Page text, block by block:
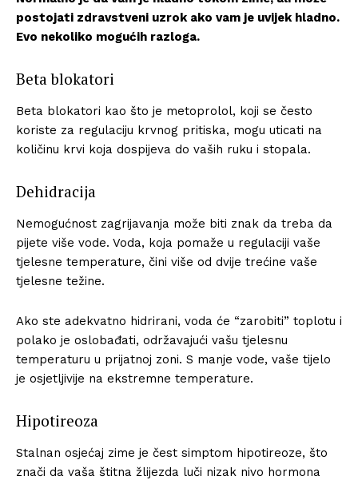
postojati zdravstveni uzrok ako vam je uvijek hladno.
Evo nekoliko mogućih razloga.
Beta blokatori
Beta blokatori kao što je metoprolol, koji se često
koriste za regulaciju krvnog pritiska, mogu uticati na
količinu krvi koja dospijeva do vaših ruku i stopala.
Dehidracija
Nemogućnost zagrijavanja može biti znak da treba da
pijete više vode. Voda, koja pomaže u regulaciji vaše
tjelesne temperature, čini više od dvije trećine vaše
tjelesne težine.
Ako ste adekvatno hidrirani, voda će “zarobiti” toplotu i
polako je oslobađati, održavajući vašu tjelesnu
temperaturu u prijatnoj zoni. S manje vode, vaše tijelo
je osjetljivije na ekstremne temperature.
Hipotireoza
Stalnan osjećaj zime je čest simptom hipotireoze, što
znači da vaša štitna žlijezda luči nizak nivo hormona